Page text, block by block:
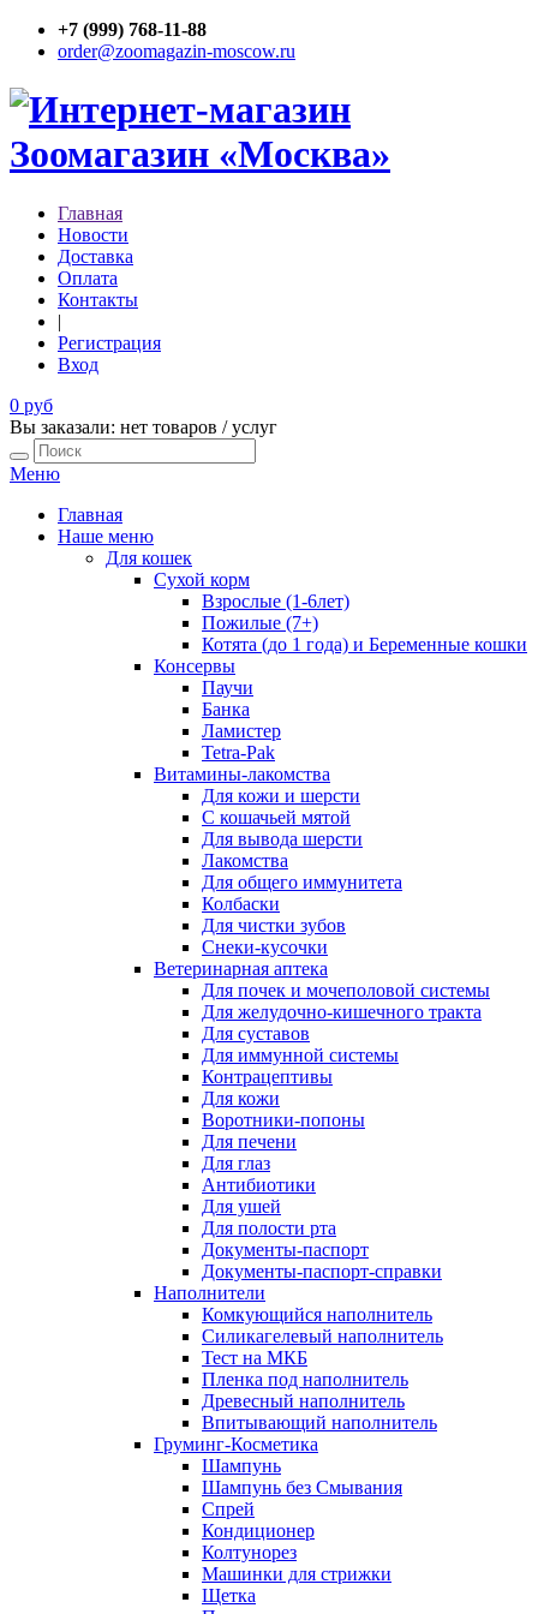
+7 (999) 768-11-88
order@zoomagazin-moscow.ru
Главная
Новости
Доставка
Оплата
Контакты
|
Регистрация
Вход
0 руб
Вы заказали: нет товаров / услуг
Меню
Главная
Наше меню
Для кошек
Сухой корм
Взрослые (1-6лет)
Пожилые (7+)
Котята (до 1 года) и Беременные кошки
Консервы
Паучи
Банка
Ламистер
Tetra-Pak
Витамины-лакомства
Для кожи и шерсти
С кошачьей мятой
Для вывода шерсти
Лакомства
Для общего иммунитета
Колбаски
Для чистки зубов
Снеки-кусочки
Ветеринарная аптека
Для почек и мочеполовой системы
Для желудочно-кишечного тракта
Для суставов
Для иммунной системы
Контрацептивы
Для кожи
Воротники-попоны
Для печени
Для глаз
Антибиотики
Для ушей
Для полости рта
Документы-паспорт
Документы-паспорт-справки
Наполнители
Комкующийся наполнитель
Силикагелевый наполнитель
Тест на МКБ
Пленка под наполнитель
Древесный наполнитель
Впитывающий наполнитель
Груминг-Косметика
Шампунь
Шампунь без Смывания
Спрей
Кондиционер
Колтунорез
Машинки для стрижки
Щетка